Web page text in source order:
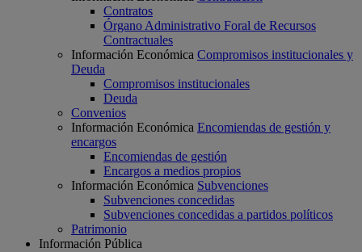
Contratos
Órgano Administrativo Foral de Recursos
Contractuales
Información Económica Compromisos institucionales y
Deuda
Compromisos institucionales
Deuda
Convenios
Información Económica Encomiendas de gestión y
encargos
Encomiendas de gestión
Encargos a medios propios
Información Económica Subvenciones
Subvenciones concedidas
Subvenciones concedidas a partidos políticos
Patrimonio
Información Pública